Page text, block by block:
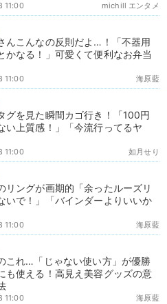
michill エンタメ
11:00
んこんなの反則だよ…！「不器用
かなる！」可愛くて便利なお弁当
海原藍
11:00
グを見た瞬間カゴ行き！「100円
い上質感！」「今流行ってるヤ
如月せり
11:00
リングが画期的「余ったルーズリ
いで！」「バインダーよりいいか
海原藍
11:00
これ…「じゃない使い方」が優勝
も使える！高見え美容グッズの意
海原藍
11:00